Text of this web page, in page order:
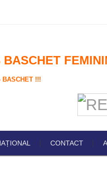
BASCHET
BASCHET !!!
CONTACT